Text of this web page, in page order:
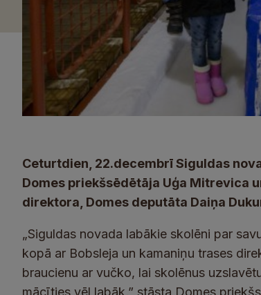
Ceturtdien, 22.decembrī Siguldas
Domes priekšsēdētāja Uģa Mitrevica
direktora, Domes deputāta Daiņa
„Siguldas novada labākie skolēni par
kopā ar Bobsleja un kamaniņu trases
braucienu ar vučko, lai skolēnus
mācīties vēl labāk,” stāsta Domes